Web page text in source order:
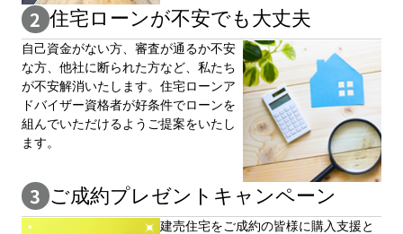
住宅ローンが不安でも大丈夫
自⼰資⾦がない⽅、審査が通るか不安
な⽅、他社に断られた⽅など、私たち
が不安解消いたします。住宅ローンア
ドバイザー資格者が好条件でローンを
組んでいただけるようご提案をいたし
ます。
ご成約プレゼントキャンペーン
建売住宅をご成約の皆様に購⼊⽀援と